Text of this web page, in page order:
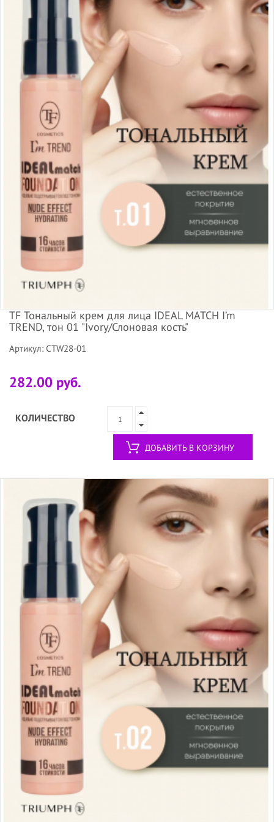
TF Тональный крем для лица IDEAL MATCH I’m
TREND, тон 01 "Ivory/Слоновая кость"
Артикул: CTW28-01
282.00 руб.
КОЛИЧЕСТВО
ДОБАВИТЬ В КОРЗИНУ